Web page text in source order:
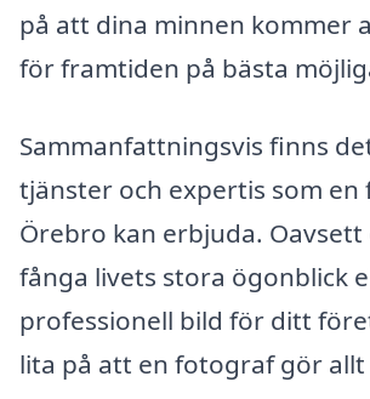
på att dina minnen kommer
för framtiden på bästa
Sammanfattningsvis finns
tjänster och expertis som en
Örebro kan erbjuda. Oavsett
fånga livets stora ögonblick
professionell bild för ditt
lita på att en fotograf gör